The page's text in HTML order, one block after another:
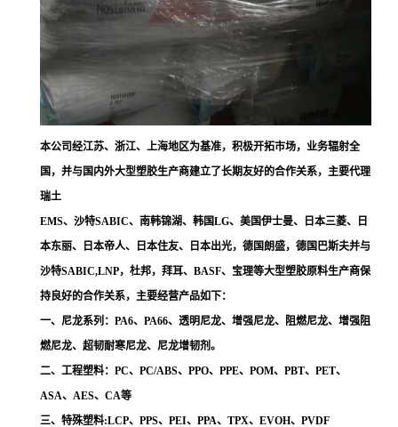
本公司经江苏、浙江、上海地区为基准，积极开拓市场，业务辐射全
国，并与国内外大型塑胶生产商建立了长期友好的合作关系，主要代理
瑞土
EMS、沙特SABIC、南韩锦湖、韩国LG、美国伊士曼、日本三菱、日
本东丽、日本帝人、日本住友、日本出光，德国朗盛，德国巴斯夫并与
沙特SABIC,LNP，杜邦，拜耳、BASF、宝理等大型塑胶原料生产商保
持良好的合作关系，主要经营产品如下：
一、尼龙系列：PA6、PA66、透明尼龙、增强尼龙、阻燃尼龙、增强阻
燃尼龙、超韧耐寒尼龙、尼龙增韧剂。
二、工程塑料：PC、PC/ABS、PPO、PPE、POM、PBT、PET、
ASA、AES、CA等
三、特殊塑料:LCP、PPS、PEI、PPA、TPX、EVOH、PVDF